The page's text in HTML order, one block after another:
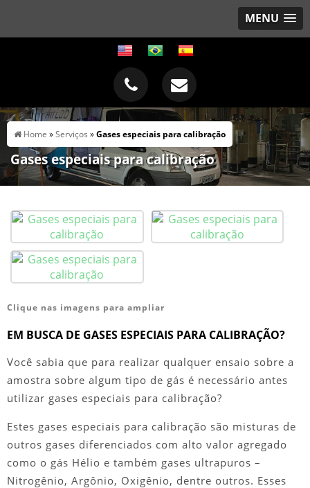
MENU
Home »Serviços »Gases especiais para calibração
Gases especiais para calibração
Clique nas imagens para ampliar
EM BUSCA DE GASES ESPECIAIS PARA CALIBRAÇÃO?
Você sabia que para realizar qualquer ensaio sobre a
amostra sobre algum tipo de gás é necessário antes
utilizar gases especiais para calibração?
Estes gases especiais para calibração são misturas de
outros gases diferenciados com alto valor agregado
como o gás Hélio e também gases ultrapuros –
Nitrogênio, Argônio, Oxigênio, dentre outros. Esses